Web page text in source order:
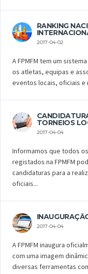
RANKING
2017-04-02
A FPMFM tem um
os atletas, equipas e
eventos locais, oficiais e
TORNEIOS
2017-04-04
Informamos que todos
registados na FPMFM
candidaturas para a
oficiais...
2017-04-04
A FPMFM inaugura
com uma imagem
diversas ferramentas